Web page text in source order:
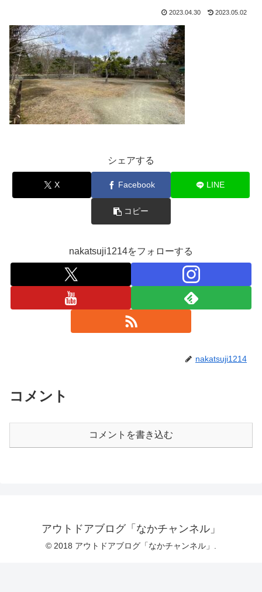
2023.04.30 2023.05.02
シェアする
X Facebook LINE
コピー
nakatsuji1214をフォローする
nakatsuji1214
コメント
コメントを書き込む
アウトドアブログ「なかチャンネル」
© 2018 アウトドアブログ「なかチャンネル」.